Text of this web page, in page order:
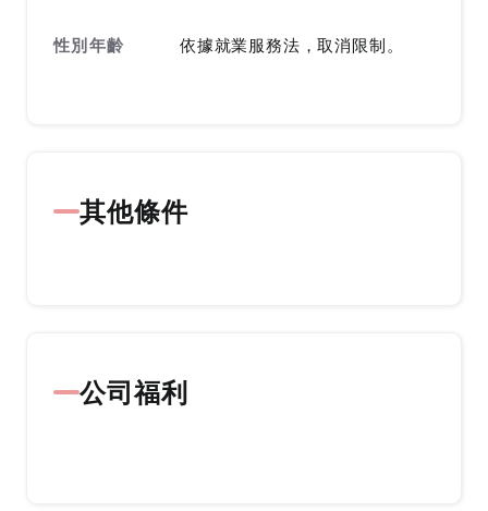
性別年齡 依據就業服務法，取消限制。
其他條件
公司福利